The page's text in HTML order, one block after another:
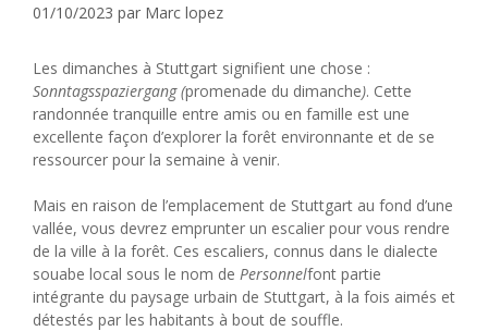
01/10/2023 par Marc lopez
Les dimanches à Stuttgart signifient une chose :
Sonntagsspaziergang (promenade du dimanche). Cette
randonnée tranquille entre amis ou en famille est une
excellente façon d’explorer la forêt environnante et de se
ressourcer pour la semaine à venir.
Mais en raison de l’emplacement de Stuttgart au fond d’une
vallée, vous devrez emprunter un escalier pour vous rendre
de la ville à la forêt. Ces escaliers, connus dans le dialecte
souabe local sous le nom de Personnelfont partie
intégrante du paysage urbain de Stuttgart, à la fois aimés et
détestés par les habitants à bout de souffle.